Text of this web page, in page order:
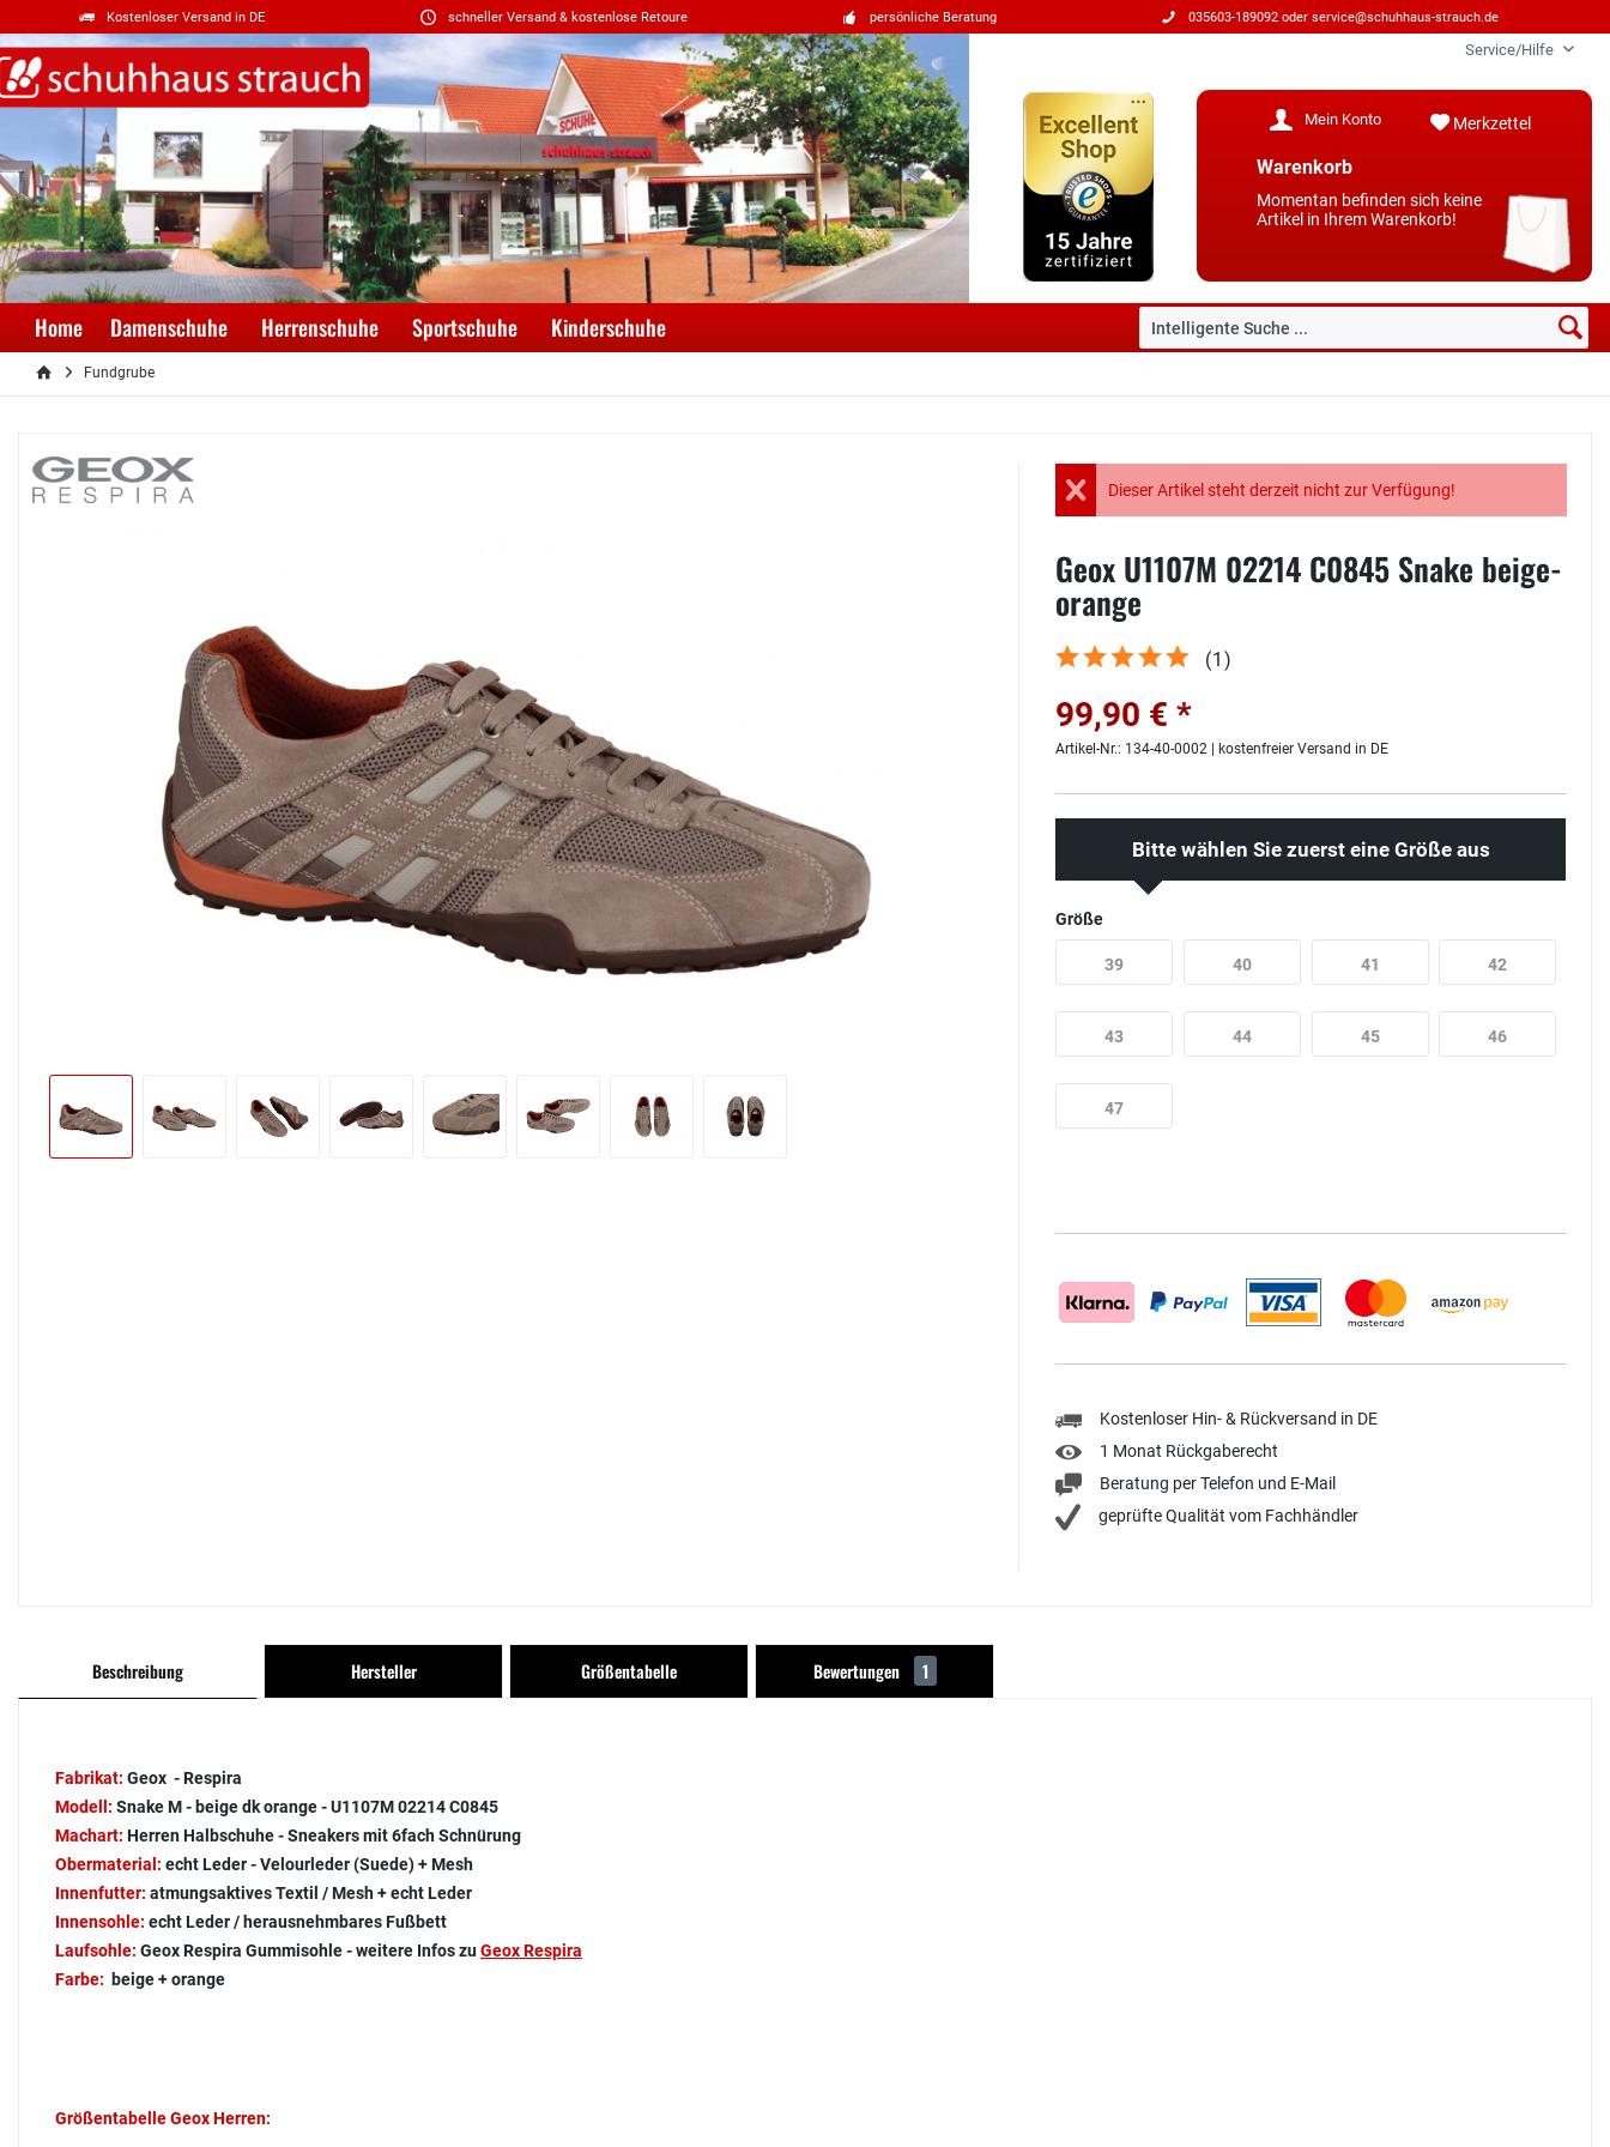
Kostenloser Versand in DE schneller Versand & kostenlose Retoure persönliche Beratung 035603-189092 oder service@schuhhaus-strauch.de
Service/Hilfe
Merkzettel
Mein Konto
Warenkorb
Momentan befinden sich keine
Artikel in Ihrem Warenkorb!
Home Damenschuhe Herrenschuhe Sportschuhe Kinderschuhe
Fundgrube
Dieser Artikel steht derzeit nicht zur Verfügung!
Geox U1107M 02214 C0845 Snake beige-
orange
(1)
99,90 € *
Artikel-Nr.: 134-40-0002 | kostenfreier Versand in DE
Bitte wählen Sie zuerst eine Größe aus
Größe
39 40 41 42
43 44 45 46
47
Kostenloser Hin- & Rückversand in DE
1 Monat Rückgaberecht
Beratung per Telefon und E-Mail
geprüfte Qualität vom Fachhändler
Beschreibung Hersteller Größentabelle Bewertungen 1
Fabrikat: Geox - Respira
Modell: Snake M - beige dk orange - U1107M 02214 C0845
Machart: Herren Halbschuhe - Sneakers mit 6fach Schnürung
Obermaterial: echt Leder - Velourleder (Suede) + Mesh
Innenfutter: atmungsaktives Textil / Mesh + echt Leder
Innensohle: echt Leder / herausnehmbares Fußbett
Laufsohle: Geox Respira Gummisohle - weitere Infos zuGeox Respira
Farbe: beige + orange
Größentabelle Geox Herren: